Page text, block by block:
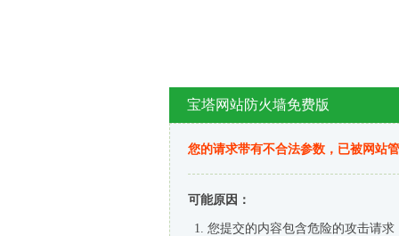
宝塔网站防火墙免费版
您的请求带有不合法参数，已被网站
可能原因：
您提交的内容包含危险的攻击请求